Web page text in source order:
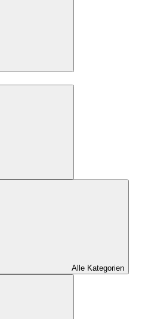
Alle Kategorien